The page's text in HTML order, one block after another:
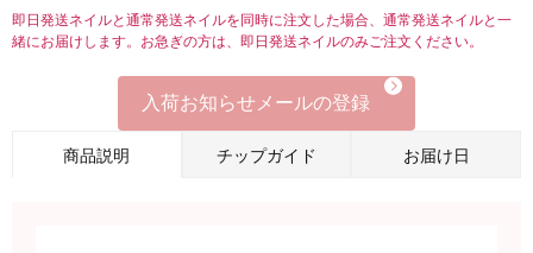
即日発送ネイルと通常発送ネイルを同時に注文した場合、通常発送ネイルと一
緒にお届けします。お急ぎの方は、即日発送ネイルのみご注文ください。
入荷お知らせメールの登録
商品説明 チップガイド お届け日